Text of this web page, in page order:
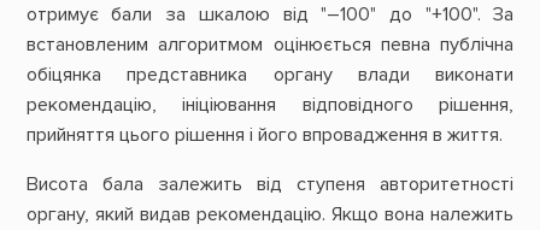
отримує бали за шкалою від "–100" до "+100". За
встановленим алгоритмом оцінюється певна публічна
обіцянка представника органу влади виконати
рекомендацію, ініціювання відповідного рішення,
прийняття цього рішення і його впровадження в життя.
Висота бала залежить від ступеня авторитетності
органу, який видав рекомендацію. Якщо вона належить